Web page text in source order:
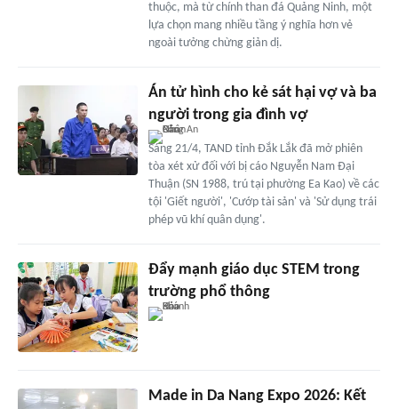
thuộc, mà từ chính than đá Quảng Ninh, một
lựa chọn mang nhiều tầng ý nghĩa hơn vẻ
ngoài tưởng chừng giản dị.
Án tử hình cho kẻ sát hại vợ và ba
người trong gia đình vợ
Sáng 21/4, TAND tỉnh Đắk Lắk đã mở phiên
tòa xét xử đối với bị cáo Nguyễn Nam Đại
Thuận (SN 1988, trú tại phường Ea Kao) về các
tội 'Giết người', 'Cướp tài sản' và 'Sử dụng trái
phép vũ khí quân dụng'.
Đẩy mạnh giáo dục STEM trong
trường phổ thông
Made in Da Nang Expo 2026: Kết